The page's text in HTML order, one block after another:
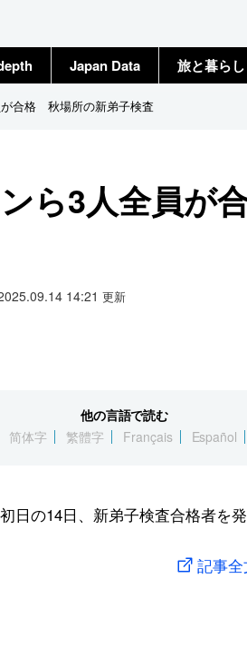
Japan Data 旅と暮らし
合格 秋場所の新弟子検査
ら3人全員が
14:21 更新
他の言語で読む
简体字 繁體字 Français Español
日の14日、新弟子検査合格者を
記事全